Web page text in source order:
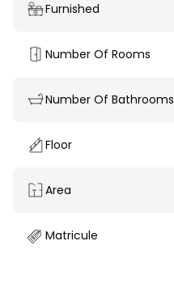
Furnished
Number Of Rooms
Number Of Bathrooms
Floor
Area
Matricule